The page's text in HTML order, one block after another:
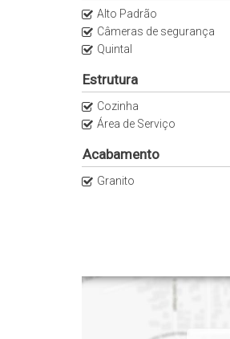
Alto Padrão
Câmeras de segurança
Quintal
Estrutura
Cozinha
Área de Serviço
Acabamento
Granito